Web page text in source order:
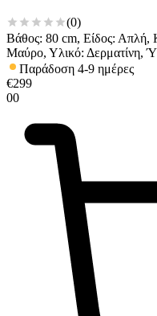
(0)
Βάθος: 80 cm, Είδος:
Μαύρο, Υλικό: Δερματίνη,
Παράδοση 4-9 ημέρες
€299
00